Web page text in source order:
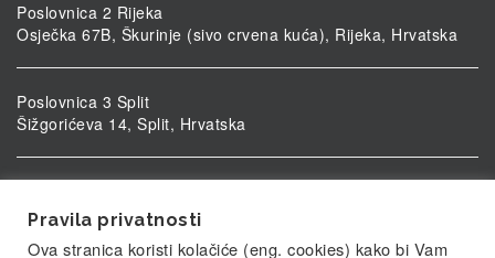
Poslovnica 2 Rijeka
Osječka 67B, Škurinje (sivo crvena kuća), Rijeka, Hrvatska
Poslovnica 3 Split
Šižgorićeva 14, Split, Hrvatska
Ulica kardinala Alojzija Stepinca 5, Vukovar, Hrvatska
Pravila privatnosti
Ova stranica koristi kolačiće (eng. cookies) kako bi Vam